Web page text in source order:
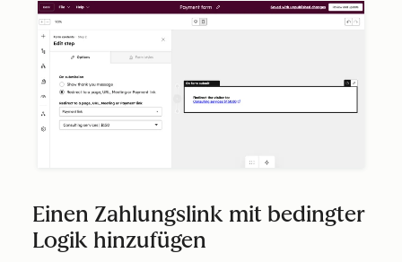
Einen Zahlungslink mit bedingter
Logik hinzufügen